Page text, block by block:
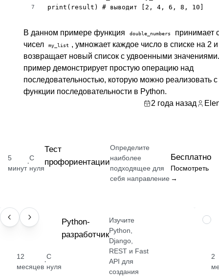
7
print(result) # выводит [2, 4, 6, 8, 10]
В данном примере функция double_numbers
принимает
чисел
my_list , умножает каждое число в списке на 2 и
возвращает новый список с удвоенными
пример демонстрирует простую операцию над
последовательностью, которую можно реализовать
функции последовательности в Python.
2 года назад
5
минут
·
С
нуля
Тест
профориентации
Определите
наиболее
подходящее для
себя направление
Бесплатно
Посмотреть
→
ПРОФЕССИЯ
12
месяцев
·
С
нуля
Python-
разработчик
Изучите
Python,
Django,
REST и Fast
API для
создания
2